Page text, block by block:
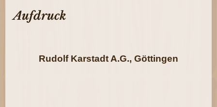
Aufdruck
Rudolf Karstadt A.G., Göttingen